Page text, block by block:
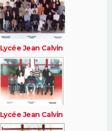
Lycée Jean Calvin
Lycée Jean Calvin